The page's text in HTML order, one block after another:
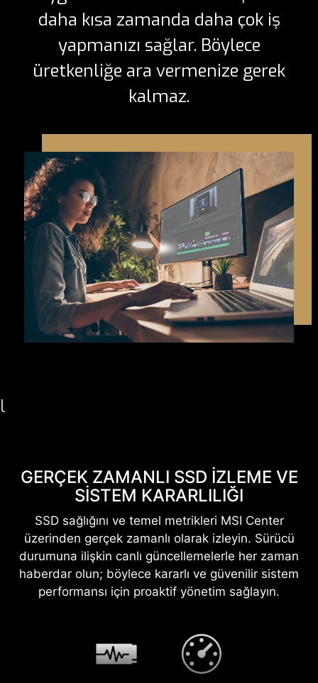
daha kısa zamanda daha çok iş
yapmanızı sağlar. Böylece
üretkenliğe ara vermenize gerek
kalmaz.
l
GERÇEK ZAMANLI SSD İZLEME VE
SISTEM KARARLILIĞI
SSD sağlığını ve temel metrikleri MSI Center
üzerinden gerçek zamanlı olarak izleyin. Sürücü
durumuna ilişkin canlı güncellemelerle her zaman
haberdar olun; böylece kararlı ve güvenilir sistem
performansı için proaktif yönetim sağlayın.